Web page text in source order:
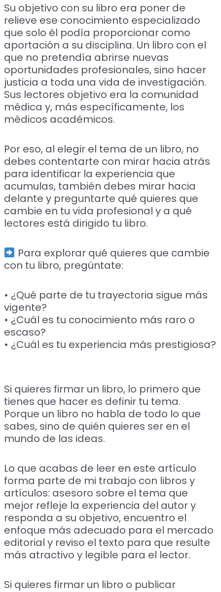
Su objetivo con su libro era poner de
relieve ese conocimiento especializado
que solo él podía proporcionar como
aportación a su disciplina. Un libro con el
que no pretendía abrirse nuevas
oportunidades profesionales, sino hacer
justicia a toda una vida de investigación.
Sus lectores objetivo era la comunidad
médica y, más específicamente, los
médicos académicos.
Por eso, al elegir el tema de un libro, no
debes contentarte con mirar hacia atrás
para identificar la experiencia que
acumulas, también debes mirar hacia
delante y preguntarte qué quieres que
cambie en tu vida profesional y a qué
lectores está dirigido tu libro.
Para explorar qué quieres que cambie
con tu libro, pregúntate:
• ¿Qué parte de tu trayectoria sigue más
vigente?
• ¿Cuál es tu conocimiento más raro o
escaso?
• ¿Cuál es tu experiencia más prestigiosa?
Si quieres firmar un libro, lo primero que
tienes que hacer es definir tu tema.
Porque un libro no habla de todo lo que
sabes, sino de quién quieres ser en el
mundo de las ideas.
Lo que acabas de leer en este artículo
forma parte de mi trabajo con libros y
artículos: asesoro sobre el tema que
mejor refleje la experiencia del autor y
responda a su objetivo, encuentro el
enfoque más adecuado para el mercado
editorial y reviso el texto para que resulte
más atractivo y legible para el lector.
Si quieres firmar un libro o publicar